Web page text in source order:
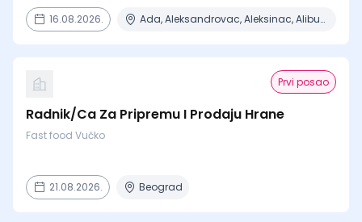
16.08.2026. Ada, Aleksandrovac, Aleksinac, Alibunar, Apatin + 206 mesta
Prvi posao
Radnik/Ca Za Pripremu I Prodaju Hrane
Fast food Vučko
21.08.2026. Beograd